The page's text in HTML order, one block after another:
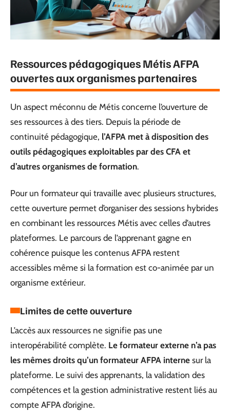
Ressources pédagogiques Métis AFPA
ouvertes aux organismes partenaires
Un aspect méconnu de Métis concerne l’ouverture de
ses ressources à des tiers. Depuis la période de
continuité pédagogique, l’AFPA met à disposition des
outils pédagogiques exploitables par des CFA et
d’autres organismes de formation.
Pour un formateur qui travaille avec plusieurs structures,
cette ouverture permet d’organiser des sessions hybrides
en combinant les ressources Métis avec celles d’autres
plateformes. Le parcours de l’apprenant gagne en
cohérence puisque les contenus AFPA restent
accessibles même si la formation est co-animée par un
organisme extérieur.
Limites de cette ouverture
L’accès aux ressources ne signifie pas une
interopérabilité complète. Le formateur externe n’a pas
les mêmes droits qu’un formateur AFPA interne sur la
plateforme. Le suivi des apprenants, la validation des
compétences et la gestion administrative restent liés au
compte AFPA d’origine.